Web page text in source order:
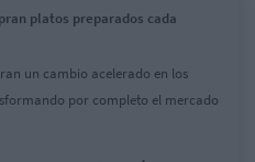
platos preparados cada
un cambio acelerado en los
por completo el mercado